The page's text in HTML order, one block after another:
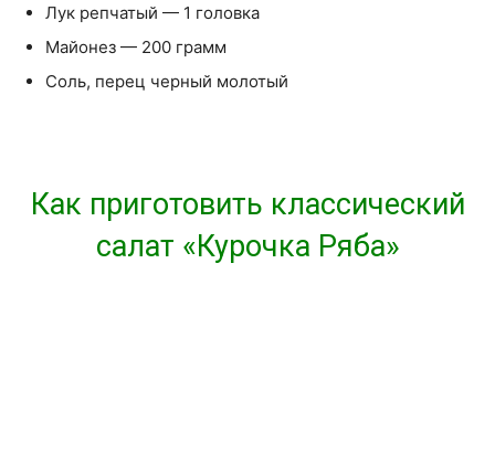
Лук репчатый — 1 головка
Майонез — 200 грамм
Соль, перец черный молотый
Как приготовить классический
салат «Курочка Ряба»